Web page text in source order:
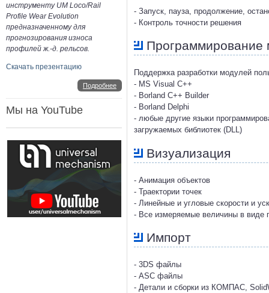
инструменту UM Loco/Rail
Profile Wear Evolution
предназначенному для
прогнозирования износа
профилей ж.-д. рельсов.
Скачать презентацию
Подробнее
Мы на YouTube
- Запуск, пауза, продолжение,
- Контроль точности решения
Программирование
Поддержка разработки модулей
- MS Visual C++
- Borland C++ Builder
- Borland Delphi
- любые другие языки
загружаемых библиотек (DLL)
Визуализация
- Анимация объектов
- Траектории точек
- Линейные и угловые скорости и
- Все измеряемые величины в виде
Импорт
- 3DS файлы
- ASC файлы
- Детали и сборки из КОМПАС,